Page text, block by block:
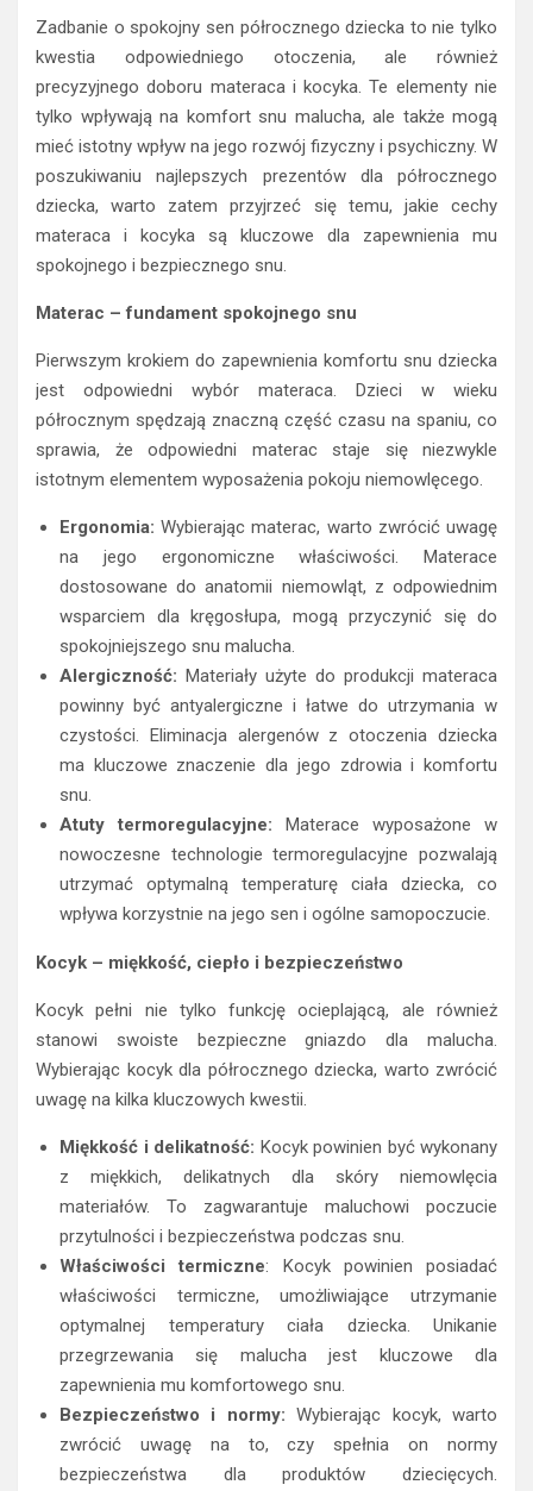
Zadbanie o spokojny sen półrocznego dziecka to nie tylko
kwestia odpowiedniego otoczenia, ale również
precyzyjnego doboru materaca i kocyka. Te elementy nie
tylko wpływają na komfort snu malucha, ale także mogą
mieć istotny wpływ na jego rozwój fizyczny i psychiczny. W
poszukiwaniu najlepszych prezentów dla półrocznego
dziecka, warto zatem przyjrzeć się temu, jakie cechy
materaca i kocyka są kluczowe dla zapewnienia mu
spokojnego i bezpiecznego snu.
Materac – fundament spokojnego snu
Pierwszym krokiem do zapewnienia komfortu snu dziecka
jest odpowiedni wybór materaca. Dzieci w wieku
półrocznym spędzają znaczną część czasu na spaniu, co
sprawia, że odpowiedni materac staje się niezwykle
istotnym elementem wyposażenia pokoju niemowlęcego.
Ergonomia: Wybierając materac, warto zwrócić uwagę
na jego ergonomiczne właściwości. Materace
dostosowane do anatomii niemowląt, z odpowiednim
wsparciem dla kręgosłupa, mogą przyczynić się do
spokojniejszego snu malucha.
Alergiczność: Materiały użyte do produkcji materaca
powinny być antyalergiczne i łatwe do utrzymania w
czystości. Eliminacja alergenów z otoczenia dziecka
ma kluczowe znaczenie dla jego zdrowia i komfortu
snu.
Atuty termoregulacyjne: Materace wyposażone w
nowoczesne technologie termoregulacyjne pozwalają
utrzymać optymalną temperaturę ciała dziecka, co
wpływa korzystnie na jego sen i ogólne samopoczucie.
Kocyk – miękkość, ciepło i bezpieczeństwo
Kocyk pełni nie tylko funkcję ocieplającą, ale również
stanowi swoiste bezpieczne gniazdo dla malucha.
Wybierając kocyk dla półrocznego dziecka, warto zwrócić
uwagę na kilka kluczowych kwestii.
Miękkość i delikatność: Kocyk powinien być wykonany
z miękkich, delikatnych dla skóry niemowlęcia
materiałów. To zagwarantuje maluchowi poczucie
przytulności i bezpieczeństwa podczas snu.
Właściwości termiczne: Kocyk powinien posiadać
właściwości termiczne, umożliwiające utrzymanie
optymalnej temperatury ciała dziecka. Unikanie
przegrzewania się malucha jest kluczowe dla
zapewnienia mu komfortowego snu.
Bezpieczeństwo i normy: Wybierając kocyk, warto
zwrócić uwagę na to, czy spełnia on normy
bezpieczeństwa dla produktów dziecięcych.